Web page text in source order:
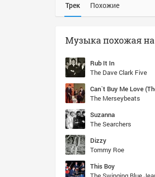
Трек Похожие
Rub It In
The Dave Clark Five
Can`t Buy Me Love
The Merseybeats
Suzanna
The Searchers
Dizzy
Tommy Roe
This Boy